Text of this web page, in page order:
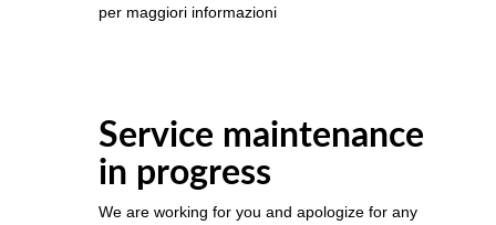
per maggiori informazioni
Service maintenance
in progress
We are working for you and apologize for any